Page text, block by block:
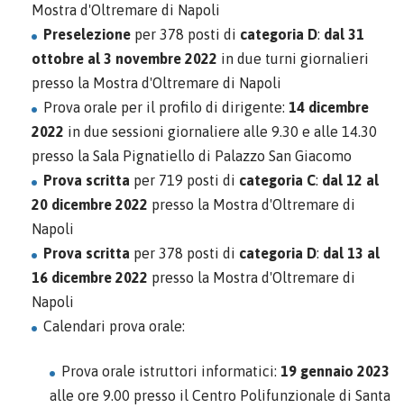
Mostra d'Oltremare di Napoli
Preselezione per 378 posti di categoria D: dal 31
ottobre al 3 novembre 2022 in due turni giornalieri
presso la Mostra d'Oltremare di Napoli
Prova orale per il profilo di dirigente: 14 dicembre
2022 in due sessioni giornaliere alle 9.30 e alle 14.30
presso la Sala Pignatiello di Palazzo San Giacomo
Prova scritta per 719 posti di categoria C: dal 12 al
20 dicembre 2022 presso la Mostra d'Oltremare di
Napoli
Prova scritta per 378 posti di categoria D: dal 13 al
16 dicembre 2022 presso la Mostra d'Oltremare di
Napoli
Calendari prova orale:
Prova orale istruttori informatici: 19 gennaio 2023
alle ore 9.00 presso il Centro Polifunzionale di Santa